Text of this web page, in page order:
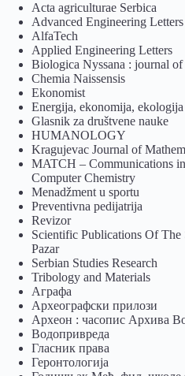
Acta agriculturae Serbica
Advanced Engineering Letters
AlfaTech
Applied Engineering Letters
Biologica Nyssana : journal
Chemia Naissensis
Ekonomist
Energija, ekonomija, ekologija
Glasnik za društvene nauke
HUMANOLOGY
Kragujevac Journal of
MATCH – Communications
Computer Chemistry
Menadžment u sportu
Preventivna pedijatrija
Revizor
Scientific Publications Of
Pazar
Serbian Studies Research
Tribology and Materials
Аграфа
Археографски прилози
Археон : часопис Архива
Водопривреда
Гласник права
Геронтологија